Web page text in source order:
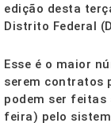
edição desta
Distrito Federal
Esse é o maior
serem contratos
podem ser feitas
feira) pelo